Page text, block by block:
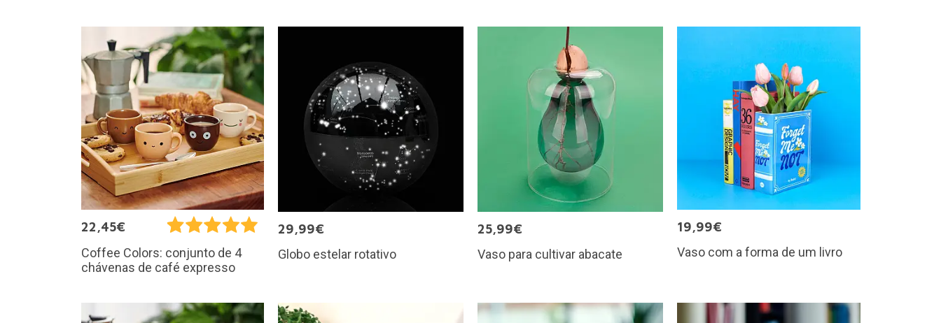
22,45€
Coffee Colors: conjunto de 4
chávenas de café expresso
29,99€
Globo estelar rotativo
25,99€
Vaso para cultivar abacate
19,99€
Vaso com a forma de um livro